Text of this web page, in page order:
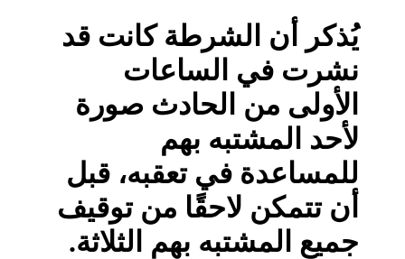
يُذكر أن الشرطة كانت قد
نشرت في الساعات
الأولى من الحادث صورة
لأحد المشتبه بهم
للمساعدة في تعقبه، قبل
أن تتمكن لاحقًا من توقيف
جميع المشتبه بهم الثلاثة.